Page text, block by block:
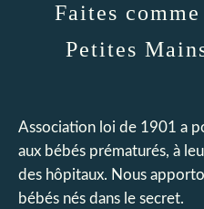
Faites
Petites
Association loi de 1901 a
aux bébés prématurés, à
des hôpitaux. Nous
bébés nés dans le secret.